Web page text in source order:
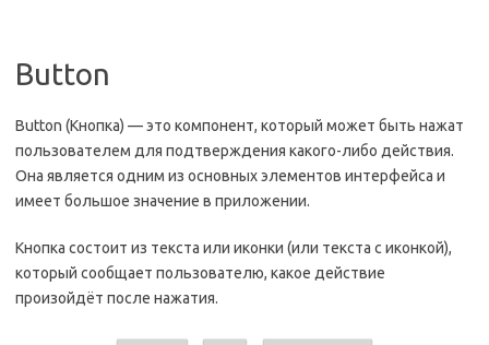
Button
Button (Кнопка) — это компонент, который может быть нажат
пользователем для подтверждения какого-либо действия.
Она является одним из основных элементов интерфейса и
имеет большое значение в приложении.
Кнопка состоит из текста или иконки (или текста с иконкой),
который сообщает пользователю, какое действие
произойдёт после нажатия.